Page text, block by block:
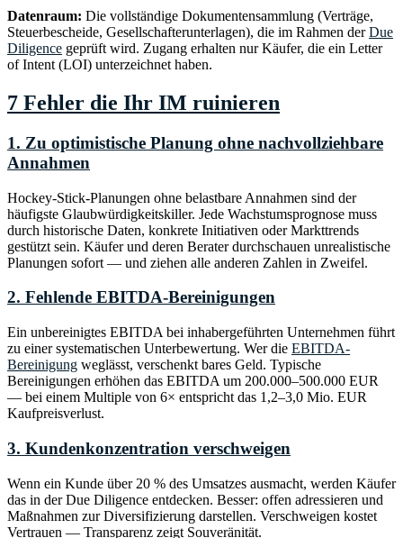
Datenraum: Die vollständige Dokumentensammlung (Verträge,
Steuerbescheide, Gesellschafterunterlagen), die im Rahmen derDue
Diligence geprüft wird. Zugang erhalten nur Käufer, die ein Letter
of Intent (LOI) unterzeichnet haben.
7 Fehler die Ihr IM ruinieren
1. Zu optimistische Planung ohne nachvollziehbare
Annahmen
Hockey-Stick-Planungen ohne belastbare Annahmen sind der
häufigste Glaubwürdigkeitskiller. Jede Wachstumsprognose muss
durch historische Daten, konkrete Initiativen oder Markttrends
gestützt sein. Käufer und deren Berater durchschauen unrealistische
Planungen sofort — und ziehen alle anderen Zahlen in Zweifel.
2. Fehlende EBITDA-Bereinigungen
Ein unbereinigtes EBITDA bei inhabergeführten Unternehmen führt
zu einer systematischen Unterbewertung. Wer die EBITDA-
Bereinigung weglässt, verschenkt bares Geld. Typische
Bereinigungen erhöhen das EBITDA um 200.000–500.000 EUR
— bei einem Multiple von 6× entspricht das 1,2–3,0 Mio. EUR
Kaufpreisverlust.
3. Kundenkonzentration verschweigen
Wenn ein Kunde über 20 % des Umsatzes ausmacht, werden Käufer
das in der Due Diligence entdecken. Besser: offen adressieren und
Maßnahmen zur Diversifizierung darstellen. Verschweigen kostet
Vertrauen — Transparenz zeigt Souveränität.